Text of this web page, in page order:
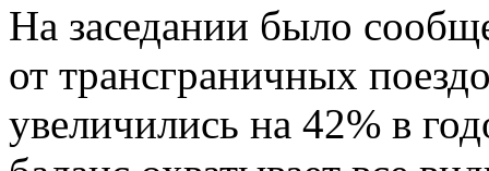
На заседании было
от трансграничных
увеличились на 42% в